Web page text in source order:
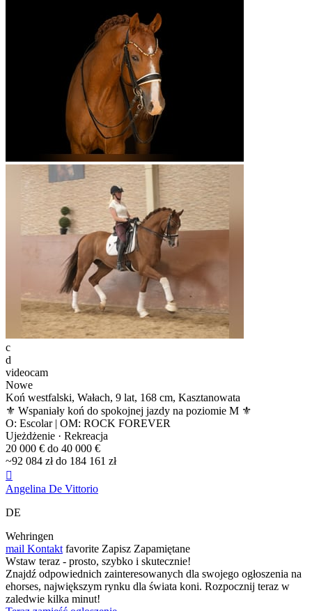
c
d
videocam
Nowe
Koń westfalski, Wałach, 9 lat, 168 cm, Kasztanowata
⚜️ Wspaniały koń do spokojnej jazdy na poziomie M ⚜️
O: Escolar | OM: ROCK FOREVER
Ujeżdżenie · Rekreacja
20 000 € do 40 000 €
~92 084 zł do 184 161 zł

Angelina De Vittorio
DE
Wehringen
mail Kontakt favorite Zapisz Zapamiętane
Wstaw teraz - prosto, szybko i skutecznie!
Znajdź odpowiednich zainteresowanych dla swojego ogłoszenia na
ehorses, największym rynku dla świata koni. Rozpocznij teraz w
zaledwie kilka minut!